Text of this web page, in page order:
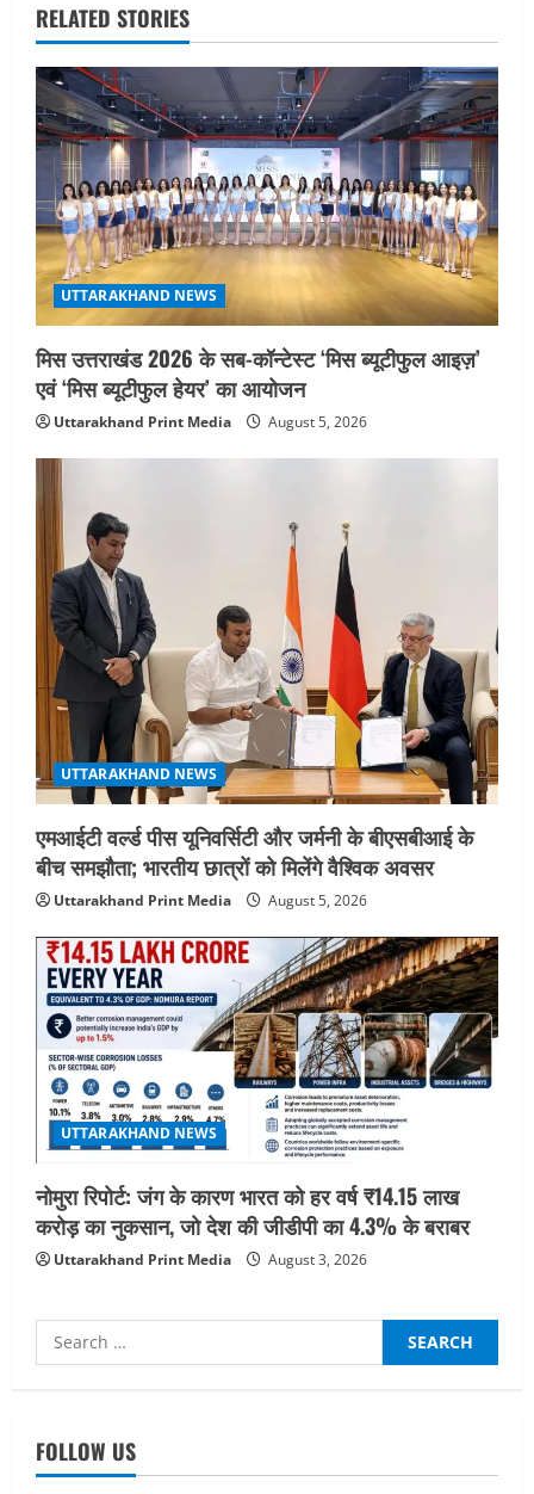
v
i
g
a
t
i
o
n
RELATED STORIES
UTTARAKHAND NEWS
मिस उत्तराखंड 2026 के सब-कॉन्टेस्ट ‘मिस ब्यूटीफुल आइज़’
एवं ‘मिस ब्यूटीफुल हेयर’ का आयोजन
Uttarakhand Print Media August 5, 2026
UTTARAKHAND NEWS
एमआईटी वर्ल्ड पीस यूनिवर्सिटी और जर्मनी के बीएसबीआई के
बीच समझौता; भारतीय छात्रों को मिलेंगे वैश्विक अवसर
Uttarakhand Print Media August 5, 2026
UTTARAKHAND NEWS
नोमुरा रिपोर्ट: जंग के कारण भारत को हर वर्ष ₹14.15 लाख
करोड़ का नुकसान, जो देश की जीडीपी का 4.3% के बराबर
Uttarakhand Print Media August 3, 2026
Search
for:
FOLLOW US